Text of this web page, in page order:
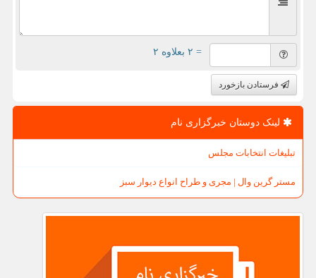
= ۲ بعلاوه ۲
فرستادن بازخورد
لینک دوستان خبرگزاری نام
تبلیغات انتخابات مجلس
مستر گرین وال | مجری و طراح انواع دیوار سبز